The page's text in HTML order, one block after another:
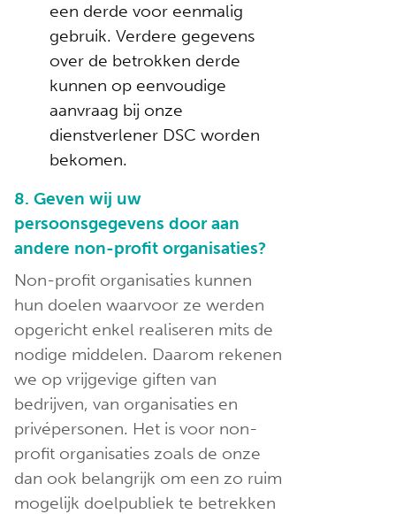
een derde voor eenmalig
gebruik. Verdere gegevens
over de betrokken derde
kunnen op eenvoudige
aanvraag bij onze
dienstverlener DSC worden
bekomen.
8. Geven wij uw
persoonsgegevens door aan
andere non-profit organisaties?
Non-profit organisaties kunnen
hun doelen waarvoor ze werden
opgericht enkel realiseren mits de
nodige middelen. Daarom rekenen
we op vrijgevige giften van
bedrijven, van organisaties en
privépersonen. Het is voor non-
profit organisaties zoals de onze
dan ook belangrijk om een zo ruim
mogelijk doelpubliek te betrekken